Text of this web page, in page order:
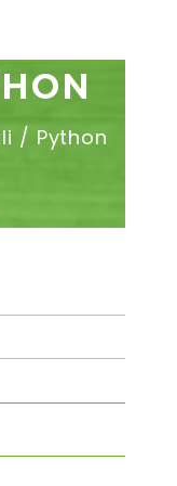
/ Python